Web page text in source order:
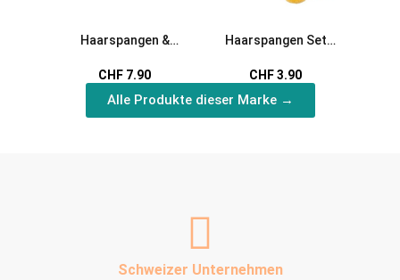
Haarspangen &
CHF 7.90
Haarspangen Set
CHF 3.90
Alle Produkte dieser Marke →
Schweizer Unternehmen